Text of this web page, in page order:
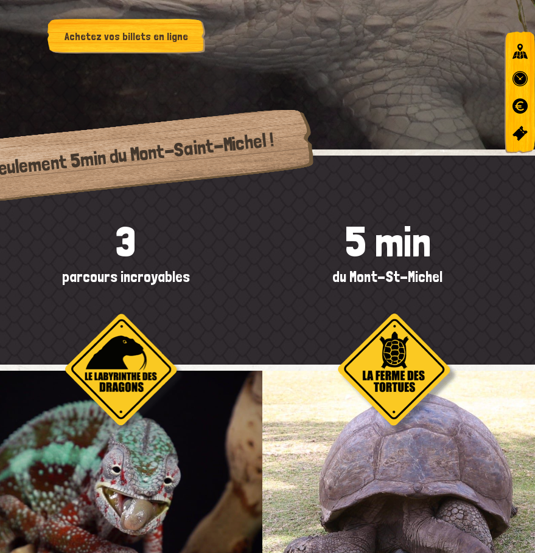
Achetez vos billets en ligne
5min du Mont-Saint-Michel !
3
parcours incroyables
5 min
du Mont-St-Michel